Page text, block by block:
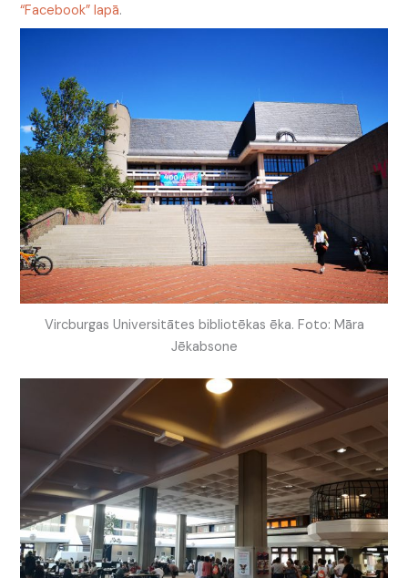
“Facebook” lapā.
Vircburgas Universitātes bibliotēkas ēka. Foto: Māra
Jēkabsone